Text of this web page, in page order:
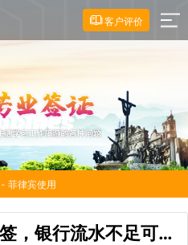
客户评价
- 菲律宾使用
菲律宾人办理来华 L 签，银行流水不足可
使